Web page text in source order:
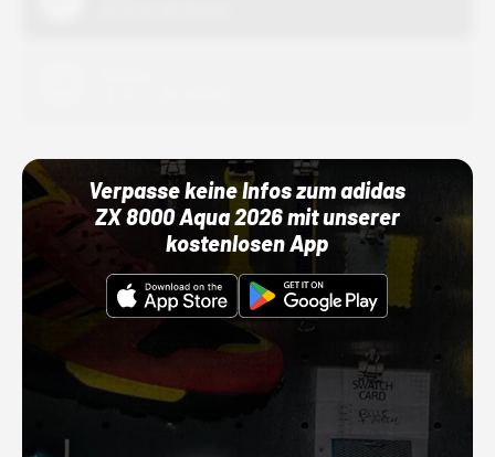
Verpasse keine Infos zum adidas
ZX 8000 Aqua 2026 mit unserer
kostenlosen App